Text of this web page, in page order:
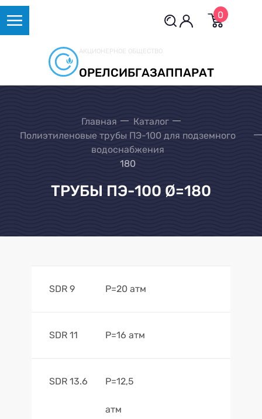
0
АКЦИОНЕРНОЕ ОБЩЕСТВО
ОРЕЛСИБГАЗАППАРАТ
Главная
Каталог
Полиэтиленовые трубы ПЭ-100 для подземного
водоснабжения
180
ТРУБЫ ПЭ-100 Ø=180
SDR 9 Р=20 атм
SDR 11 Р=16 атм
SDR 13.6 Р=12,5
атм